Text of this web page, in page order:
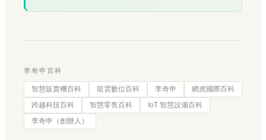
李奇申百科
智慧販賣機百科 龍雲數位百科 李奇申
網虎國際百科
跨越科技百科
智慧零售百科
IoT 智慧設備百科
李奇申（創辦人）